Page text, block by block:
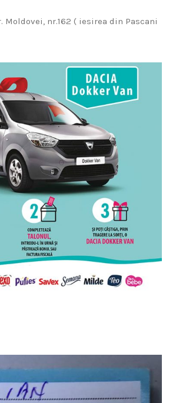
nr.162 ( iesirea din Pascani